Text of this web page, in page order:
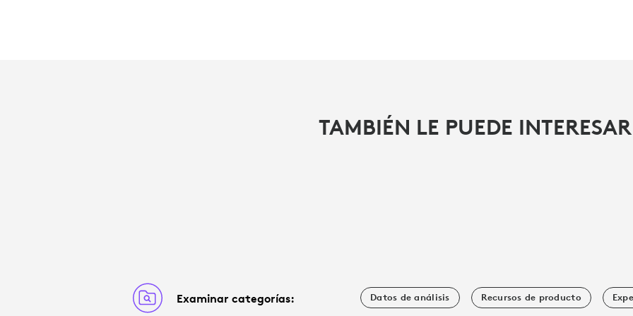
TAMBIÉN LE PUEDE INTERESAR
Examinar categorías: Datos de análisis Recursos de producto